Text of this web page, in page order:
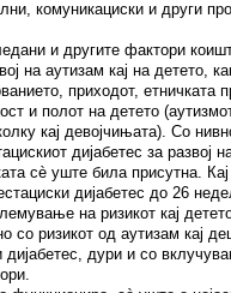
комуникациски и други
и другите фактори
на аутизам кај на детето,
приходот, етничката
и полот на детето
кај девојчињата). Со
дијабетес за развој
сè уште била присутна. Кај
дијабетес до 26
на ризикот кај
со ризикот од аутизам кај
дијабетес, дури и со